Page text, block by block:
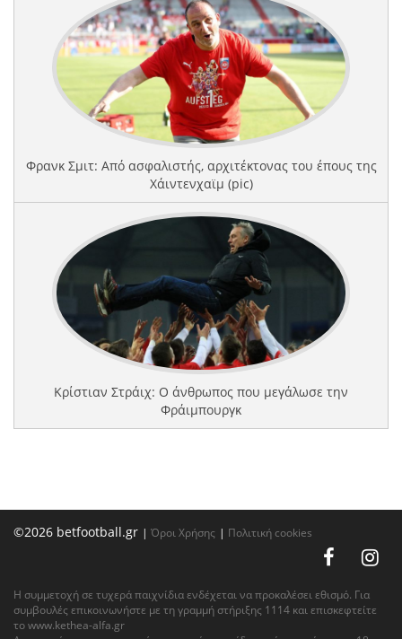
Φρανκ Σμιτ: Από ασφαλιστής, αρχιτέκτονας του έπους της
Χάιντενχαϊμ (pic)
Κρίστιαν Στράιχ: Ο άνθρωπος που μεγάλωσε την
Φράιμπουργκ
©2026 betfootball.gr | Όροι Χρήσης | Πολιτική cookies
Η συμμετοχή σε τυχερά παιχνίδια ενδέχεται να προκαλέσει εθισμό. Για
συμβουλές επικοινωνήστε με τη γραμμή στήριξης 1114 και επισκεφτείτε
τοwww.kethea-alfa.gr